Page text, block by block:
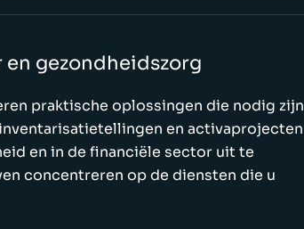
gezondheidszorg
praktische oplossingen die nodig zijn
en activaprojecten
en in de financiële sector uit te
concentreren op de diensten die u